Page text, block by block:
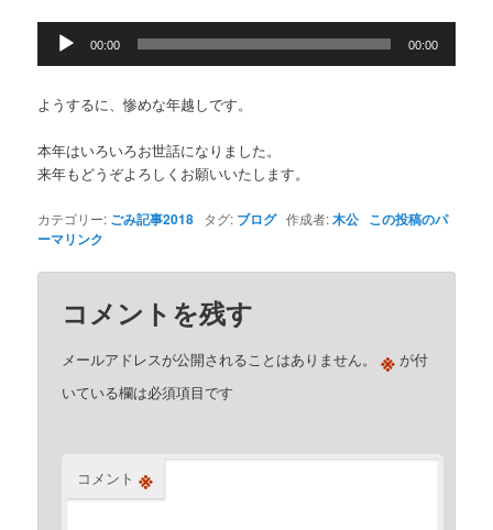
レ
ヤ
ー
00:00 00:00
ようするに、惨めな年越しです。
本年はいろいろお世話になりました。
来年もどうぞよろしくお願いいたします。
カテゴリー: ごみ記事2018 タグ: ブログ作成者:木公 この投稿のパ
ーマリンク
コメントを残す
メールアドレスが公開されることはありません。 ※ が付
いている欄は必須項目です
コメント ※